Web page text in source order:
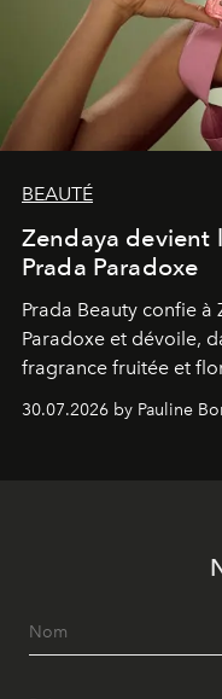
BEAUTÉ
Zendaya devient
Prada Paradoxe
Prada Beauty confie à
Paradoxe et dévoile,
fragrance fruitée et
Chemistry Eau de
30.07.2026 by Pauline